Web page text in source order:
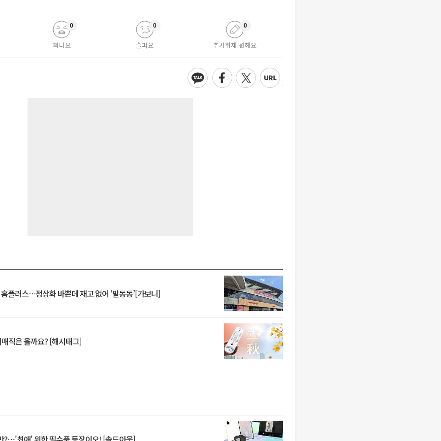
화나요
0
슬퍼요
0
추가취재 원해요
0
플러스…정상화 바쁜데 재고 없어 ‘발동동’[가보니]
직은 올까요? [해시태그]